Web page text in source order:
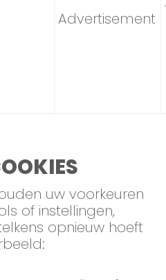
Advertisement
uw voorkeuren
of instellingen,
opnieuw hoeft